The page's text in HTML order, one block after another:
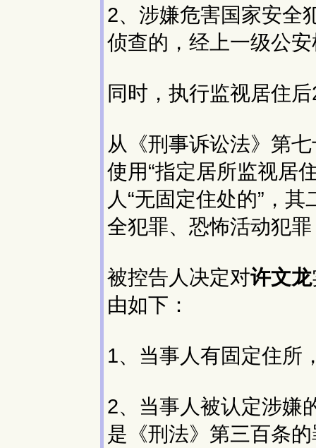
2、涉嫌危害国家安全
侦查的，经上一级公
同时，执行监视居住
从《刑事诉讼法》第
使用“指定居所监视居
人“无固定住处的”，
全犯罪、恐怖活动犯
被控告人决定对许文龙
由如下：
1、当事人有固定住所
2、当事人被认定涉嫌
是《刑法》第三百条